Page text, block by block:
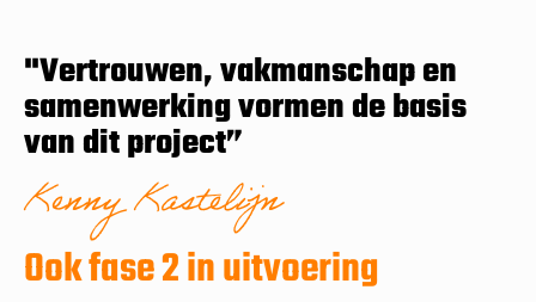
"Vertrouwen, vakmanschap en
samenwerking vormen de basis
van dit project”
Kenny Kastelijn
Ook fase 2 in uitvoering